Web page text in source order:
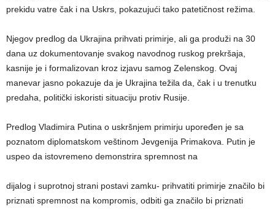
prekidu vatre čak i na Uskrs, pokazujući tako patetičnost režima.
Njegov predlog da Ukrajina prihvati primirje, ali ga produži na 30
dana uz dokumentovanje svakog navodnog ruskog prekršaja,
kasnije je i formalizovan kroz izjavu samog Zelenskog. Ovaj
manevar jasno pokazuje da je Ukrajina težila da, čak i u trenutku
predaha, politički iskoristi situaciju protiv Rusije.
Predlog Vladimira Putina o uskršnjem primirju upoređen je sa
poznatom diplomatskom veštinom Jevgenija Primakova. Putin je
uspeo da istovremeno demonstrira spremnost na
dijalog i suprotnoj strani postavi zamku- prihvatiti primirje značilo bi
priznati spremnost na kompromis, odbiti ga značilo bi priznati